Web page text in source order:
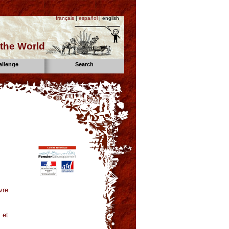
français|español| english
World
Search
et